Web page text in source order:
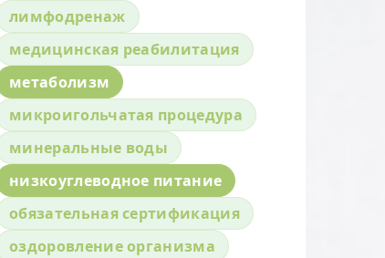
лимфодренаж
медицинская реабилитация
метаболизм
микроигольчатая процедура
минеральные воды
низкоуглеводное питание
обязательная сертификация
оздоровление организма